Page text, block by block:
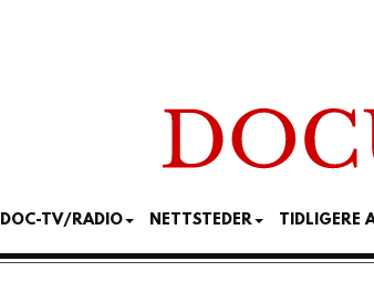
DOC-TV/RADIO NETTSTEDER TIDLIGERE